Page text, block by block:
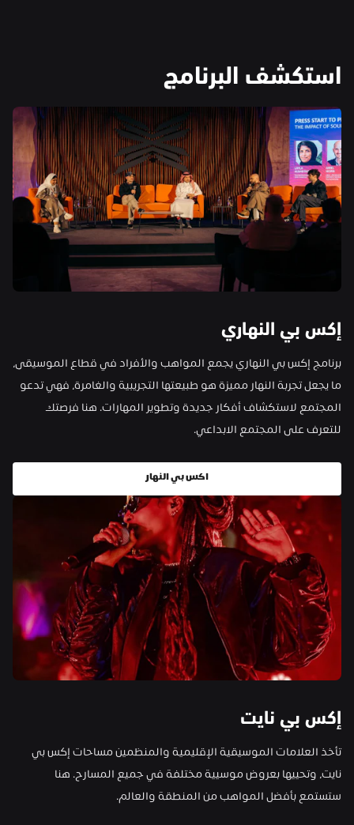
استكشف البرنامج
إكس بي النهاري
للتعرف على المجتمع الابداعي.
اكس بي النهار
إكس بي نايت
ستستمع بأفضل المواهب من المنطقة والعالم.